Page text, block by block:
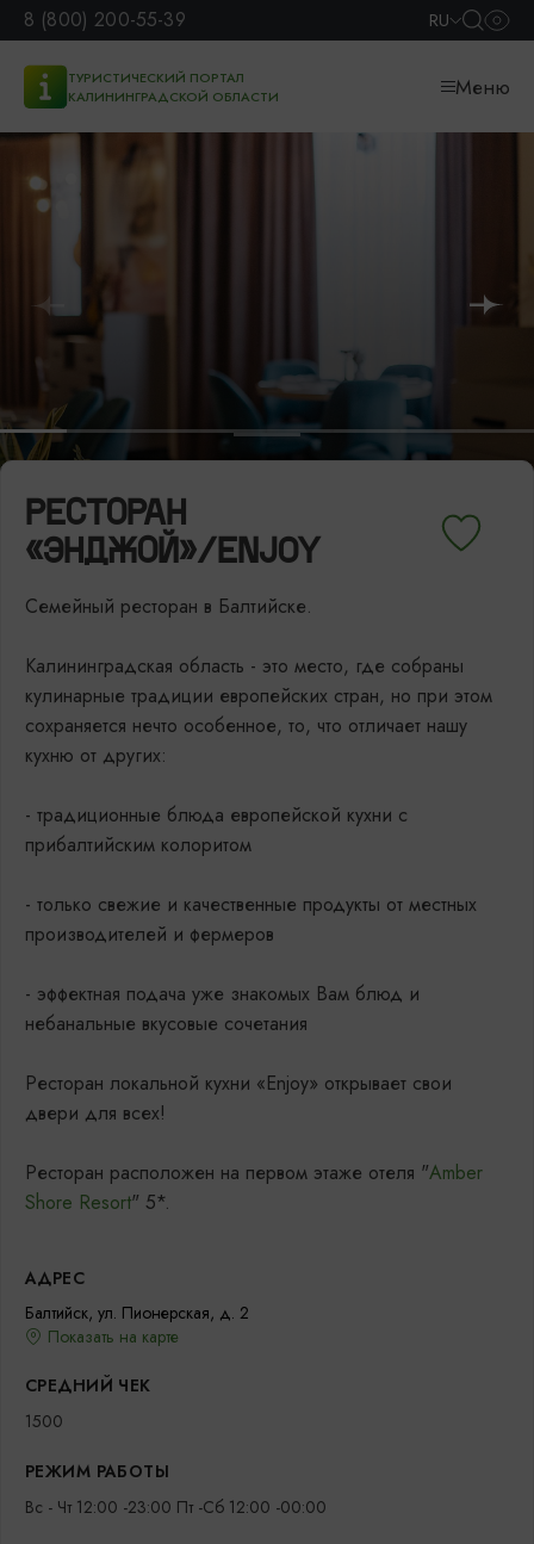
8 (800) 200-55-39 RU
ТУРИСТИЧЕСКИЙ ПОРТАЛ
КАЛИНИНГРАДСКОЙ ОБЛАСТИ
Меню
РЕСТОРАН
«ЭНДЖОЙ»/ENJOY
Семейный ресторан в Балтийске.
Калининградская область - это место, где собраны
кулинарные традиции европейских стран, но при этом
сохраняется нечто особенное, то, что отличает нашу
кухню от других:
- традиционные блюда европейской кухни с
прибалтийским колоритом
- только свежие и качественные продукты от местных
производителей и фермеров
- эффектная подача уже знакомых Вам блюд и
небанальные вкусовые сочетания
Ресторан локальной кухни «Enjoy» открывает свои
двери для всех!
Ресторан расположен на первом этаже отеля "Amber
Shore Resort" 5*.
АДРЕС
Балтийск, ул. Пионерская, д. 2
Показать на карте
СРЕДНИЙ ЧЕК
1500
РЕЖИМ РАБОТЫ
Вс - Чт 12:00 -23:00 Пт -Сб 12:00 -00:00